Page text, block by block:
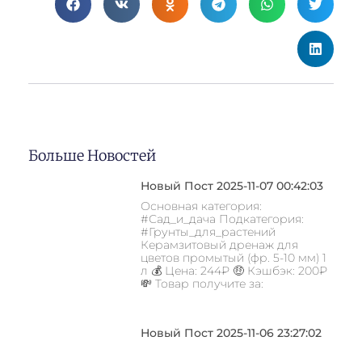
Больше Новостей
Новый Пост 2025-11-07 00:42:03
Основная категория:
#Сад_и_дача Подкатегория:
#Грунты_для_растений
Керамзитовый дренаж для
цветов промытый (фр. 5-10 мм) 1
л 💰 Цена: 244₽ 🤑 Кэшбэк: 200₽
💸 Товар получите за:
Новый Пост 2025-11-06 23:27:02